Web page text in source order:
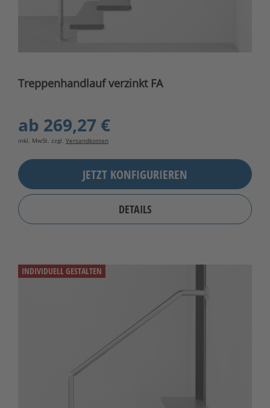
Treppenhandlauf verzinkt FA
ab 269,27 €
inkl. MwSt. zzgl. Versandkosten
JETZT KONFIGURIEREN
DETAILS
INDIVIDUELL GESTALTEN